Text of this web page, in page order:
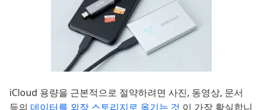
iCloud 용량을 근본적으로 절약하려면 사진, 동영상, 문서
등의 데이터를 외장 스토리지로 옮기는 것 이 가장 확실합니